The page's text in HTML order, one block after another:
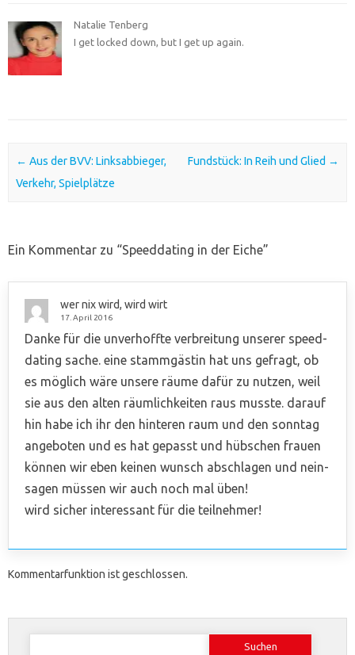
Natalie Tenberg
I get locked down, but I get up again.
Post navigation
← Aus der BVV: Linksabbieger,
Verkehr, Spielplätze
Fundstück: In Reih und Glied →
Ein Kommentar zu “Speeddating in der Eiche”
wer nix wird, wird wirt
17. April 2016
Danke für die unverhoffte verbreitung unserer speed-
dating sache. eine stammgästin hat uns gefragt, ob
es möglich wäre unsere räume dafür zu nutzen, weil
sie aus den alten räumlichkeiten raus musste. darauf
hin habe ich ihr den hinteren raum und den sonntag
angeboten und es hat gepasst und hübschen frauen
können wir eben keinen wunsch abschlagen und nein-
sagen müssen wir auch noch mal üben!
wird sicher interessant für die teilnehmer!
Kommentarfunktion ist geschlossen.
Suchen